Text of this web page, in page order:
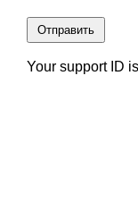
Отправить
Your support ID